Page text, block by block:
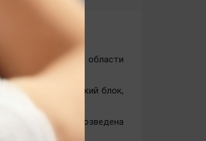
в Ивановской области
медицинский блок,
веранде возведена